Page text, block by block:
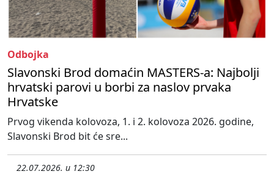
Odbojka
Slavonski Brod domaćin MASTERS-a: Najbolji
hrvatski parovi u borbi za naslov prvaka
Hrvatske
Prvog vikenda kolovoza, 1. i 2. kolovoza 2026. godine,
Slavonski Brod bit će sre...
22.07.2026. u 12:30